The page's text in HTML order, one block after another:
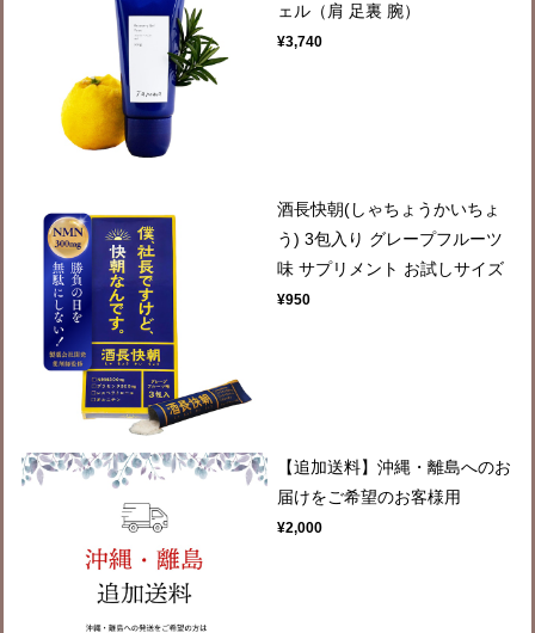
ェル（肩 足裏 腕）
¥3,740
酒長快朝(しゃちょうかいちょ
う) 3包入り グレープフルーツ
味 サプリメント お試しサイズ
¥950
【追加送料】沖縄・離島へのお
届けをご希望のお客様用
¥2,000